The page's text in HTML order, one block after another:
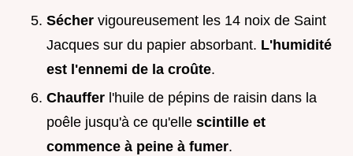
Sécher vigoureusement les 14 noix de Saint
Jacques sur du papier absorbant. L'humidité
est l'ennemi de la croûte.
Chauffer l'huile de pépins de raisin dans la
poêle jusqu'à ce qu'elle scintille et
commence à peine à fumer.